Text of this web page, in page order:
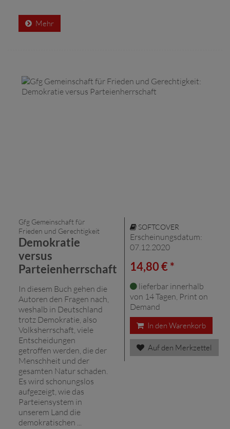
Mehr
Gfg Gemeinschaft für
Frieden und Gerechtigkeit
Demokratie
versus
Parteienherrschaft
In diesem Buch gehen die
Autoren den Fragen nach,
weshalb in Deutschland
trotz Demokratie, also
Volksherrschaft, viele
Entscheidungen
getroffen werden, die der
Menschheit und der
gesamten Natur schaden.
Es wird schonungslos
aufgezeigt, wie das
Parteiensystem in
unserem Land die
demokratischen ...
SOFTCOVER
Erscheinungsdatum:
07.12.2020
14,80 € *
lieferbar innerhalb
von 14 Tagen, Print on
Demand
In den Warenkorb
Auf den Merkzettel